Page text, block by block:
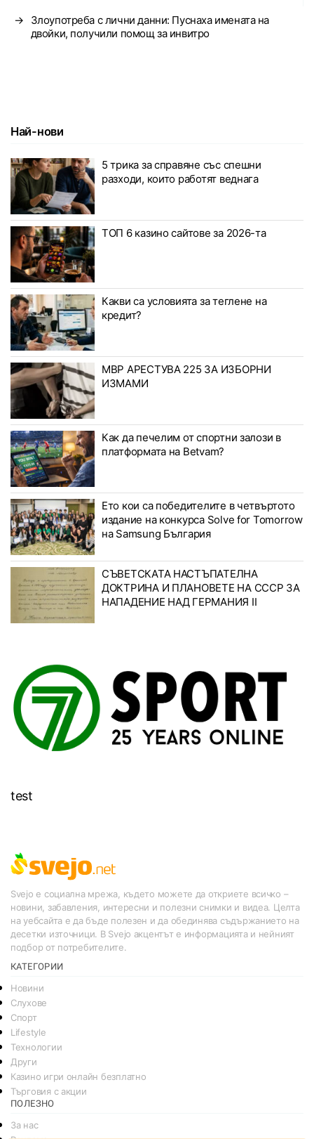
→
Злоупотреба с лични данни: Пуснаха имената на
двойки, получили помощ за инвитро
Най-нови
5 трика за справяне със спешни
разходи, които работят веднага
ТОП 6 казино сайтове за 2026-та
Какви са условията за теглене на
кредит?
МВР АРЕСТУВА 225 ЗА ИЗБОРНИ
ИЗМАМИ
Как да печелим от спортни залози в
платформата на Betvam?
Ето кои са победителите в четвъртото
издание на конкурса Solve for Tomorrow
на Samsung България
СЪВЕТСКАТА НАСТЪПАТЕЛНА
ДОКТРИНА И ПЛАНОВЕТЕ НА СССР ЗА
НАПАДЕНИЕ НАД ГЕРМАНИЯ II
test
Svejo е социална мрежа, където можете да откриете всичко –
новини, забавления, интересни и полезни снимки и видеа. Целта
на уебсайта е да бъде полезен и да обединява съдържанието на
десетки източници. В Svejo акцентът е информацията и нейният
подбор от потребителите.
КАТЕГОРИИ
Новини
Слухове
Спорт
Lifestyle
Технологии
Други
Казино игри онлайн безплатно
Търговия с акции
ПОЛЕЗНО
За нас